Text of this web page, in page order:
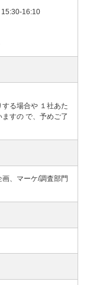
16:10
る場合や １社あた
すの で、予めご了
、マーケ/調査部門